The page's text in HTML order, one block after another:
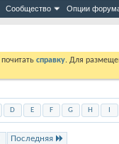
Сообщество Опции
справку. Для
D E F G H
Последняя